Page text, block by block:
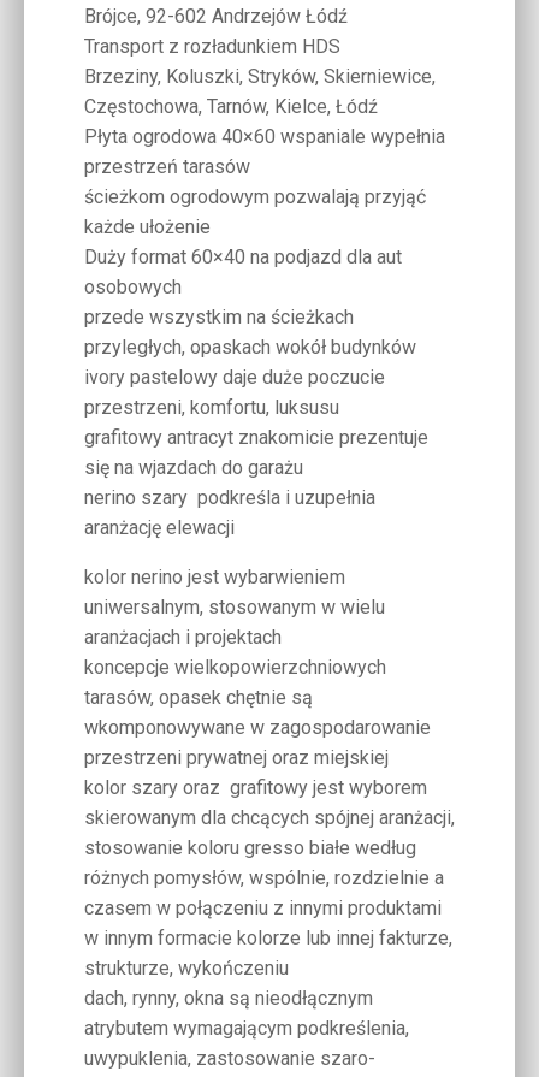
Brójce, 92-602 Andrzejów Łódź
Transport z rozładunkiem HDS
Brzeziny, Koluszki, Stryków, Skierniewice,
Częstochowa, Tarnów, Kielce, Łódź
Płyta ogrodowa 40×60 wspaniale wypełnia
przestrzeń tarasów
ścieżkom ogrodowym pozwalają przyjąć
każde ułożenie
Duży format 60×40 na podjazd dla aut
osobowych
przede wszystkim na ścieżkach
przyległych, opaskach wokół budynków
ivory pastelowy daje duże poczucie
przestrzeni, komfortu, luksusu
grafitowy antracyt znakomicie prezentuje
się na wjazdach do garażu
nerino szary podkreśla i uzupełnia
aranżację elewacji
kolor nerino jest wybarwieniem
uniwersalnym, stosowanym w wielu
aranżacjach i projektach
koncepcje wielkopowierzchniowych
tarasów, opasek chętnie są
wkomponowywane w zagospodarowanie
przestrzeni prywatnej oraz miejskiej
kolor szary oraz grafitowy jest wyborem
skierowanym dla chcących spójnej aranżacji,
stosowanie koloru gresso białe według
różnych pomysłów, wspólnie, rozdzielnie a
czasem w połączeniu z innymi produktami
w innym formacie kolorze lub innej fakturze,
strukturze, wykończeniu
dach, rynny, okna są nieodłącznym
atrybutem wymagającym podkreślenia,
uwypuklenia, zastosowanie szaro-